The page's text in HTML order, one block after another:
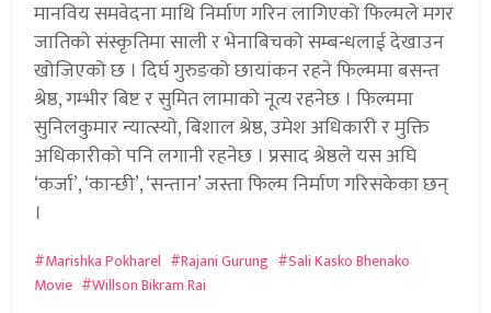
मानविय समवेदना माथि निर्माण गरिन लागिएको फिल्मले मगर
जातिको संस्कृतिमा साली र भेनाबिचको सम्बन्धलाई देखाउन
खोजिएको छ । दिर्घ गुरुङको छायांकन रहने फिल्ममा बसन्त
श्रेष्ठ, गम्भीर बिष्ट र सुमित लामाको नूत्य रहनेछ । फिल्ममा
सुनिलकुमार न्यात्स्यो, बिशाल श्रेष्ठ, उमेश अधिकारी र मुक्ति
अधिकारीको पनि लगानी रहनेछ । प्रसाद श्रेष्ठले यस अघि
‘कर्जा’, ‘कान्छी’, ‘सन्तान’ जस्ता फिल्म निर्माण गरिसकेका छन्
।
Marishka Pokharel Rajani Gurung
Sali Kasko Bhenako
Movie
Willson Bikram Rai